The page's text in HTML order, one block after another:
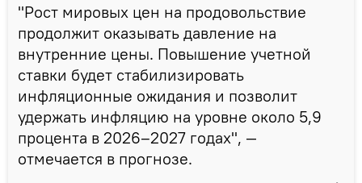
"Рост мировых цен на продовольствие
продолжит оказывать давление на
внутренние цены. Повышение учетной
ставки будет стабилизировать
инфляционные ожидания и позволит
удержать инфляцию на уровне около 5,9
процента в 2026–2027 годах", —
отмечается в прогнозе.